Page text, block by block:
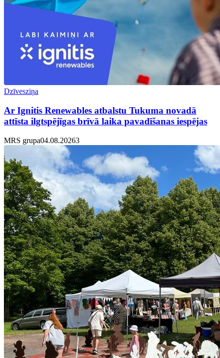
Dzīvesziņa
Ar Ignitis Renewables atbalstu Tukuma novadā
attīsta ilgtspējīgas brīvā laika pavadīšanas iespējas
MRS grupa04.08.20263